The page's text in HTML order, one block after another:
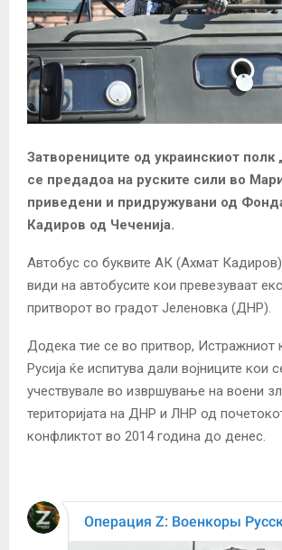
Затворениците од украинскиот полк
се предадоа на руските сили во
приведени и придружувани од
Кадиров од Чеченија.
Автобус со буквите АК (Ахмат
види на автобусите кои превезуваат
притворот во градот Јеленовка (ДНР).
Додека тие се во притвор, Истражниот
Русија ќе испитува дали војниците кои
учествувале во извршување на воени
територијата на ДНР и ЛНР од
конфликтот во 2014 година до денес.